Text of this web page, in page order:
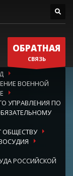
ОБРАТНАЯ
СВЯЗЬ
ВОЕННОЙ
УПРАВЛЕНИЯ ПО
ОБЩЕСТВУ
РОССИЙСКОЙ